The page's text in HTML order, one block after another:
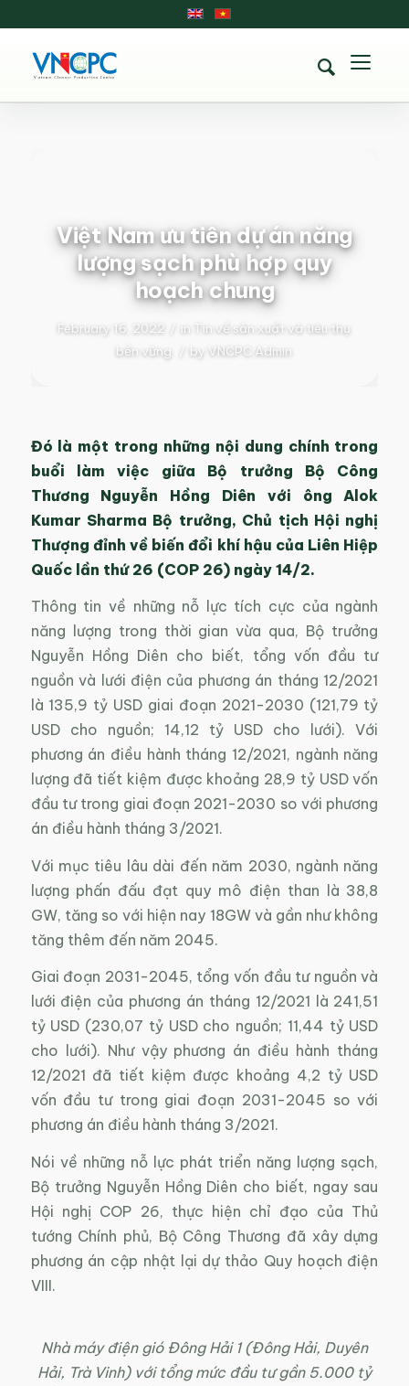
Việt Nam ưu tiên dự án năng
lượng sạch phù hợp quy
hoạch chung
February 16, 2022 in Tin về sản xuất và tiêu thụ
bền vững
by VNCPC Admin
Đó là một trong những nội dung chính trong
buổi làm việc giữa Bộ trưởng Bộ Công
Thương Nguyễn Hồng Diên với ông Alok
Kumar Sharma Bộ trưởng, Chủ tịch Hội nghị
Thượng đỉnh về biến đổi khí hậu của Liên Hiệp
Quốc lần thứ 26 (COP 26) ngày 14/2.
Thông tin về những nỗ lực tích cực của ngành
năng lượng trong thời gian vừa qua, Bộ trưởng
Nguyễn Hồng Diên cho biết, tổng vốn đầu tư
nguồn và lưới điện của phương án tháng 12/2021
là 135,9 tỷ USD giai đoạn 2021-2030 (121,79 tỷ
USD cho nguồn; 14,12 tỷ USD cho lưới). Với
phương án điều hành tháng 12/2021, ngành năng
lượng đã tiết kiệm được khoảng 28,9 tỷ USD vốn
đầu tư trong giai đoạn 2021-2030 so với phương
án điều hành tháng 3/2021.
Với mục tiêu lâu dài đến năm 2030, ngành năng
lượng phấn đấu đạt quy mô điện than là 38,8
GW, tăng so với hiện nay 18GW và gần như không
tăng thêm đến năm 2045.
Giai đoạn 2031-2045, tổng vốn đầu tư nguồn và
lưới điện của phương án tháng 12/2021 là 241,51
tỷ USD (230,07 tỷ USD cho nguồn; 11,44 tỷ USD
cho lưới). Như vậy phương án điều hành tháng
12/2021 đã tiết kiệm được khoảng 4,2 tỷ USD
vốn đầu tư trong giai đoạn 2031-2045 so với
phương án điều hành tháng 3/2021.
Nói về những nỗ lực phát triển năng lượng sạch,
Bộ trưởng Nguyễn Hồng Diên cho biết, ngay sau
Hội nghị COP 26, thực hiện chỉ đạo của Thủ
tướng Chính phủ, Bộ Công Thương đã xây dựng
phương án cập nhật lại dự thảo Quy hoạch điện
VIII.
Nhà máy điện gió Đông Hải 1 (Đông Hải, Duyên
Hải, Trà Vinh) với tổng mức đầu tư gần 5.000 tỷ